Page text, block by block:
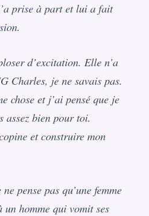
prise à part et lui a fait
d’excitation. Elle n’a
Charles, je ne savais pas.
chose et j’ai pensé que je
assez bien pour toi.
et construire mon
pense pas qu’une femme
homme qui vomit ses